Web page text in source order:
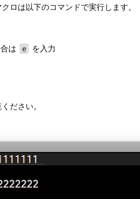
ロは以下のコマンドで実行します。
は e を入力
ださい。